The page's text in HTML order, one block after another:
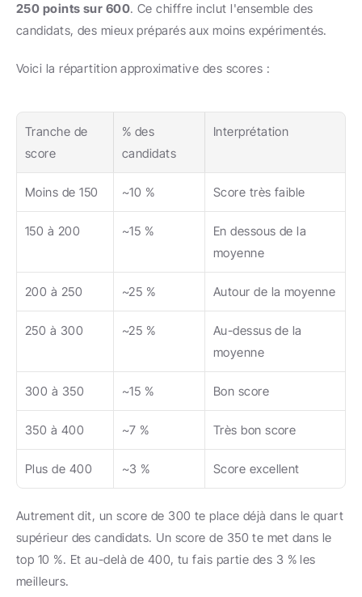
250 points sur 600. Ce chiffre inclut l'ensemble des
candidats, des mieux préparés aux moins expérimentés.
Voici la répartition approximative des scores :
Tranche de
score
% des
candidats
Interprétation
Moins de 150 ~10 % Score très faible
150 à 200 ~15 %
En dessous de la
moyenne
200 à 250 ~25 % Autour de la moyenne
250 à 300 ~25 %
Au-dessus de la
moyenne
300 à 350 ~15 % Bon score
350 à 400 ~7 % Très bon score
Plus de 400 ~3 % Score excellent
Autrement dit, un score de 300 te place déjà dans le quart
supérieur des candidats. Un score de 350 te met dans le
top 10 %. Et au-delà de 400, tu fais partie des 3 % les
meilleurs.